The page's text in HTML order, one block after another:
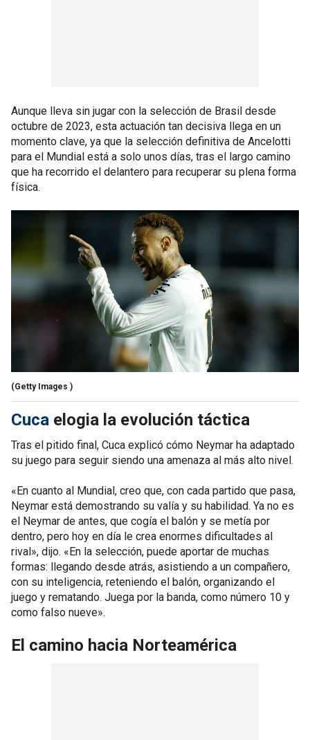
Aunque lleva sin jugar con la selección de Brasil desde
octubre de 2023, esta actuación tan decisiva llega en un
momento clave, ya que la selección definitiva de Ancelotti
para el Mundial está a solo unos días, tras el largo camino
que ha recorrido el delantero para recuperar su plena forma
física.
(Getty Images )
Cuca elogia la evolución táctica
Tras el pitido final, Cuca explicó cómo Neymar ha adaptado
su juego para seguir siendo una amenaza al más alto nivel.
«En cuanto al Mundial, creo que, con cada partido que pasa,
Neymar está demostrando su valía y su habilidad. Ya no es
el Neymar de antes, que cogía el balón y se metía por
dentro, pero hoy en día le crea enormes dificultades al
rival», dijo. «En la selección, puede aportar de muchas
formas: llegando desde atrás, asistiendo a un compañero,
con su inteligencia, reteniendo el balón, organizando el
juego y rematando. Juega por la banda, como número 10 y
como falso nueve».
El camino hacia Norteamérica